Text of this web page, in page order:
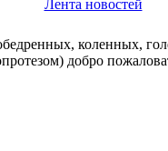
Лента новостей
коленных,
добро